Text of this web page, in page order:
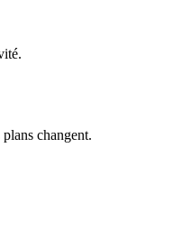
changent.